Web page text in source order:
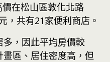
在松山區敦化北路
，共有21家便利商店。
，因此平均房價較
區、居住密度高，但